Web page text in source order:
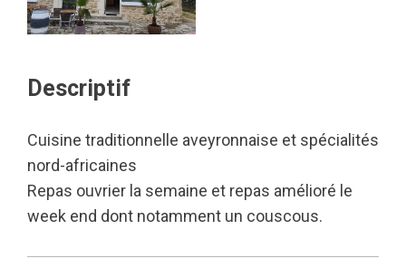
Descriptif
Cuisine traditionnelle aveyronnaise et spécialités
nord-africaines
Repas ouvrier la semaine et repas amélioré le
week end dont notamment un couscous.